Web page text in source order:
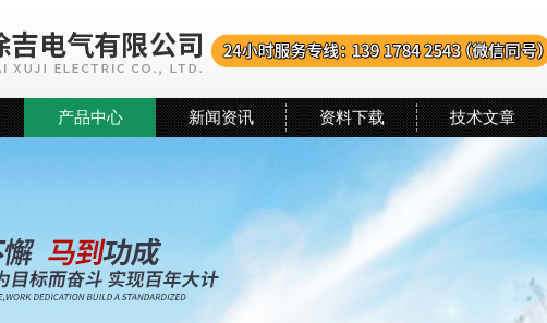
产品中心 新闻资讯 资料下载 技术文章